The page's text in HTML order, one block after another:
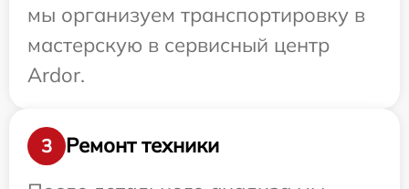
мы организуем транспортировку в
мастерскую в сервисный центр
Ardor.
3
Ремонт техники